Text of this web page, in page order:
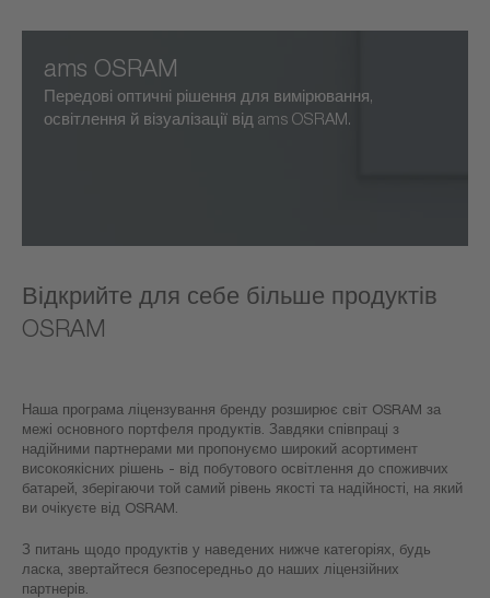
ams OSRAM
Передові оптичні рішення для вимірювання,
освітлення й візуалізації від ams OSRAM.
Відкрийте для себе більше продуктів
OSRAM
Наша програма ліцензування бренду розширює світ OSRAM за
межі основного портфеля продуктів. Завдяки співпраці з
надійними партнерами ми пропонуємо широкий асортимент
високоякісних рішень - від побутового освітлення до споживчих
батарей, зберігаючи той самий рівень якості та надійності, на який
ви очікуєте від OSRAM.
З питань щодо продуктів у наведених нижче категоріях, будь
ласка, звертайтеся безпосередньо до наших ліцензійних
партнерів.